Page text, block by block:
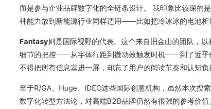
而是参与企业品牌数字化的全链条设计。 我印象比较深的
种能力放到新能源行业同样适用——比如把冷冰冰的电池柜
Fantasy则是国际视野的代表。这个来自旧金山的团队，
细节的把控——从字体行距到微动效触发时机——到了近乎
不得把所有信息塞进一屏，却忘了用户的阅读节奏和认知负
至于R/GA、Huge、IDEO这些国际创意机构，虽然本次搜
数字化转型方法论，对高端B2B品牌仍然有很强的参考价